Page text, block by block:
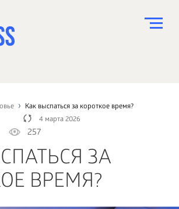
Как выспаться за короткое время?
4 марта 2026
257
ЗА
ВРЕМЯ?